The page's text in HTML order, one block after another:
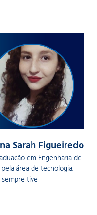
Sarah Figueiredo
em Engenharia de
área de tecnologia.
tive